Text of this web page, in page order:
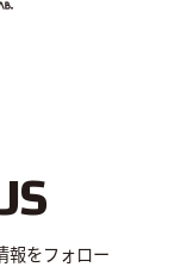
報をフォロー